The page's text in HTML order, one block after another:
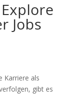
Jobs
Karriere als
gibt es